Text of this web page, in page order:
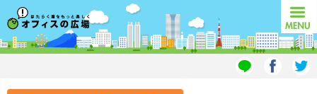
オフィスの広場 MENU